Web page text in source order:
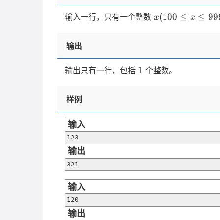
输入一行，只有一个整数 x(100
x(100 ≤ x ≤
输出
输出只有一行，包括 1
1 个整数。
样例
输入
123
输出
321
输入
120
输出